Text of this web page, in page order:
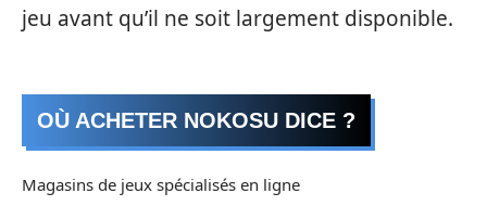
jeu avant qu’il ne soit largement disponible.
OÙ ACHETER NOKOSU DICE ?
Magasins de jeux spécialisés en ligne